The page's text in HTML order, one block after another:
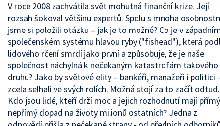
V roce 2008 zachvátila svět mohutná finanční krize. Její
rozsah šokoval většinu expertů. Spolu s mnoha
jsme si položili otázku – jak je to možné? Co je v
společenském systému hlavou ryby ("fishead"), která
lidového rčení smrdí jako první a způsobuje, že je naše
společnost náchylná k nečekaným katastrofám takového
druhu? Jako by světové elity – bankéři, manažeři i politici -
zcela selhali ve svých rolích. Možná stojí za to začít odtud.
Kdo jsou lidé, kteří drží moc a jejich rozhodnutí mají
nepřímý dopad na životy milionů ostatních? Jedna z